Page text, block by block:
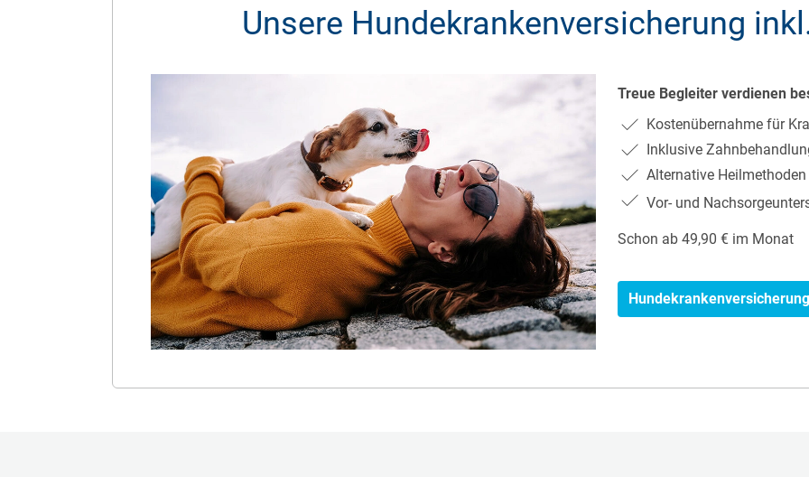
Unsere Hundekrankenversicherung
Treue Begleiter verdienen
Kostenübernahme für
Inklusive
Alternative Heilmethoden
Vor- und
Schon ab 49,90 € im Monat
Hundekrankenversicherung